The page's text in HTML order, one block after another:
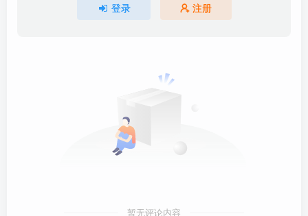
登录 注册
暂无评论内容